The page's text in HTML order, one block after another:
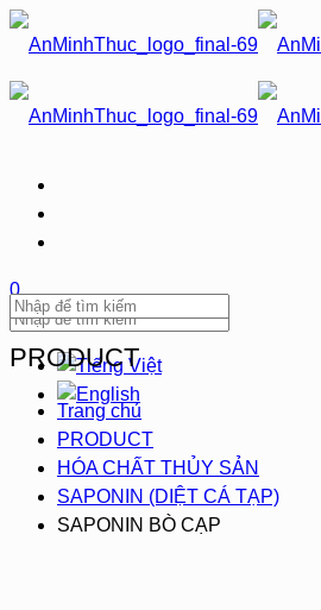
0
PRODUCT
Trang chủ
PRODUCT
HÓA CHẤT THỦY SẢN
SAPONIN (DIỆT CÁ TẠP)
SAPONIN BÒ CẠP